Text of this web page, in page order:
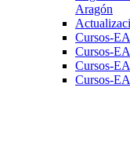
Aragón
Cursos-
Cursos-
Cursos-
Cursos-